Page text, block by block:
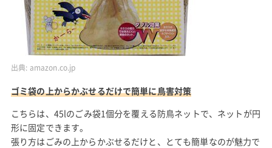
出典: amazon.co.jp
ゴミ袋の上からかぶせるだけで簡単に鳥害対策
こちらは、45lのごみ袋1個分を覆える防鳥ネットで、ネットが円
形に固定できます。
張り方はごみの上からかぶせるだけと、とても簡単なのが魅力で